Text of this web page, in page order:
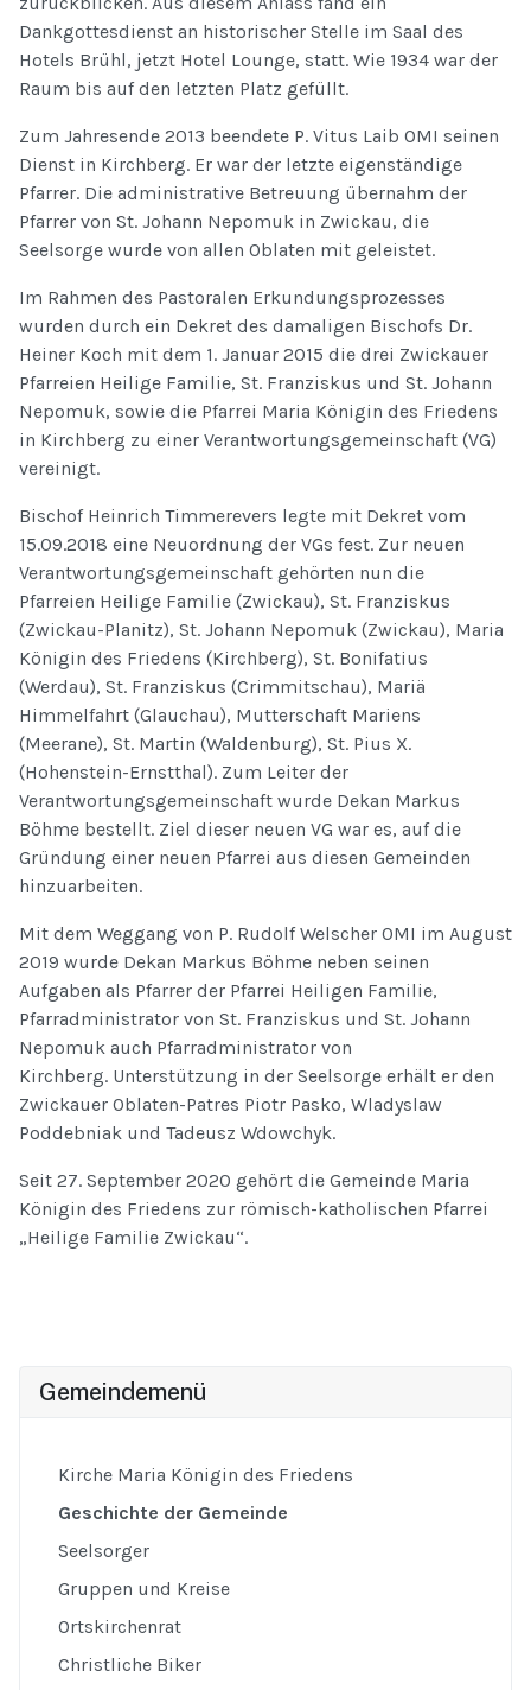
Dankgottesdienst an historischer Stelle im Saal des
Hotels Brühl, jetzt Hotel Lounge, statt. Wie 1934 war der
Raum bis auf den letzten Platz gefüllt.
Zum Jahresende 2013 beendete P. Vitus Laib OMI seinen
Dienst in Kirchberg. Er war der letzte eigenständige
Pfarrer. Die administrative Betreuung übernahm der
Pfarrer von St. Johann Nepomuk in Zwickau, die
Seelsorge wurde von allen Oblaten mit geleistet.
Im Rahmen des Pastoralen Erkundungsprozesses
wurden durch ein Dekret des damaligen Bischofs Dr.
Heiner Koch mit dem 1. Januar 2015 die drei Zwickauer
Pfarreien Heilige Familie, St. Franziskus und St. Johann
Nepomuk, sowie die Pfarrei Maria Königin des Friedens
in Kirchberg zu einer Verantwortungsgemeinschaft (VG)
vereinigt.
Bischof Heinrich Timmerevers legte mit Dekret vom
15.09.2018 eine Neuordnung der VGs fest. Zur neuen
Verantwortungsgemeinschaft gehörten nun die
Pfarreien Heilige Familie (Zwickau), St. Franziskus
(Zwickau-Planitz), St. Johann Nepomuk (Zwickau), Maria
Königin des Friedens (Kirchberg), St. Bonifatius
(Werdau), St. Franziskus (Crimmitschau), Mariä
Himmelfahrt (Glauchau), Mutterschaft Mariens
(Meerane), St. Martin (Waldenburg), St. Pius X.
(Hohenstein-Ernstthal). Zum Leiter der
Verantwortungsgemeinschaft wurde Dekan Markus
Böhme bestellt. Ziel dieser neuen VG war es, auf die
Gründung einer neuen Pfarrei aus diesen Gemeinden
hinzuarbeiten.
Mit dem Weggang von P. Rudolf Welscher OMI im August
2019 wurde Dekan Markus Böhme neben seinen
Aufgaben als Pfarrer der Pfarrei Heiligen Familie,
Pfarradministrator von St. Franziskus und St. Johann
Nepomuk auch Pfarradministrator von
Kirchberg. Unterstützung in der Seelsorge erhält er den
Zwickauer Oblaten-Patres Piotr Pasko, Wladyslaw
Poddebniak und Tadeusz Wdowchyk.
Seit 27. September 2020 gehört die Gemeinde Maria
Königin des Friedens zur römisch-katholischen Pfarrei
„Heilige Familie Zwickau“.
Gemeindemenü
Kirche Maria Königin des Friedens
Geschichte der Gemeinde
Seelsorger
Gruppen und Kreise
Ortskirchenrat
Christliche Biker